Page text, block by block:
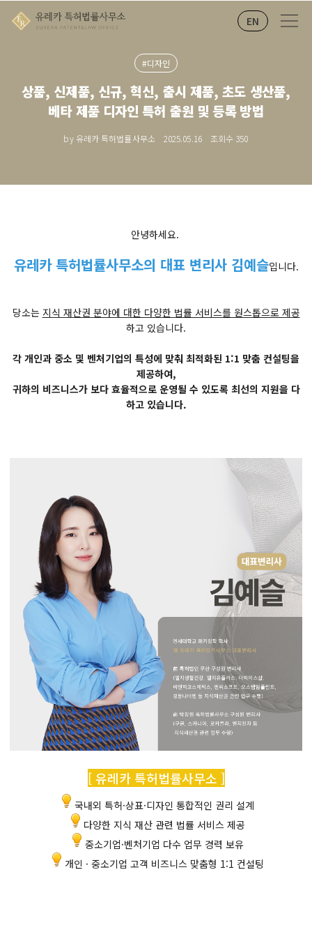
EN
#디자인
상품, 신제품, 신규, 혁신, 출시 제품, 초도 생산품,
베타 제품 디자인 특허 출원 및 등록 방법
by 유레카 특허법률사무소 2025.05.16 조회수 350
안녕하세요.
유레카 특허법률사무소의 대표 변리사 김예슬입니다.
당소는 지식 재산권 분야에 대한 다양한 법률 서비스를 원스톱으로 제공
하고 있습니다.
각 개인과 중소 및 벤처기업의 특성에 맞춰 최적화된 1:1 맞춤 컨설팅을
제공하여,
귀하의 비즈니스가 보다 효율적으로 운영될 수 있도록 최선의 지원을 다
하고 있습니다.
[ 유레카 특허법률사무소 ]
국내외 특허·상표·디자인 통합적인 권리 설계
다양한 지식 재산 관련 법률 서비스 제공
중소기업·벤처기업 다수 업무 경력 보유
개인 · 중소기업 고객 비즈니스 맞춤형 1:1 컨설팅